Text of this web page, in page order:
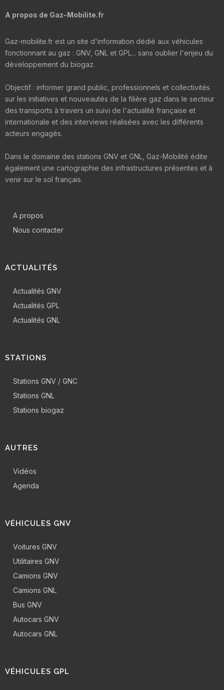
A propos de Gaz-Mobilite.fr
Gaz-mobilite.fr est un site d'information dédié aux véhicules
fonctionnant au gaz : GNV, GNL et GPL... sans oublier l'enjeu du
développement du biogaz.
Objectif : informer grand public, professionnels et collectivités
sur les initiatives et nouveautés de la filière gaz dans le secteur
des transports à travers un suivi de l'actualité française et
internationale et des interviews réalisées avec les différents
acteurs engagés.
Dans le domaine des stations GNV et GNL, Gaz-Mobilité édite
également une cartographie des infrastructures présentes et à
venir sur le sol français.
A propos
Nous contacter
ACTUALITÉS
Actualités GNV
Actualités GPL
Actualités GNL
STATIONS
Stations GNV / GNC
Stations GNL
Stations biogaz
AUTRES
Vidéos
Agenda
VÉHICULES GNV
Voitures GNV
Utilitaires GNV
Camions GNV
Camions GNL
Bus GNV
Autocars GNV
Autocars GNL
VÉHICULES GPL